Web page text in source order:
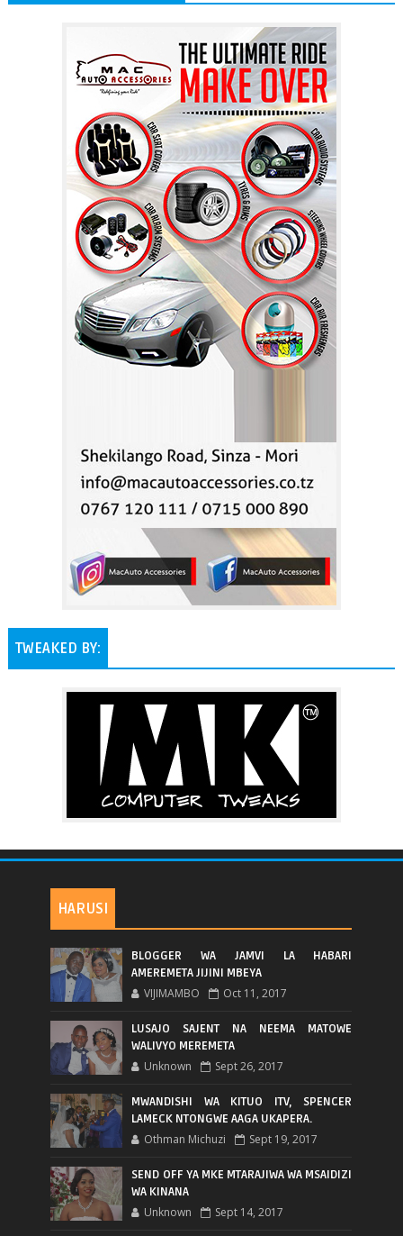
TWEAKED BY:
HARUSI
BLOGGER WA JAMVI LA HABARI
AMEREMETA JIJINI MBEYA
VIJIMAMBO Oct 11, 2017
LUSAJO SAJENT NA NEEMA MATOWE
WALIVYO MEREMETA
Unknown Sept 26, 2017
MWANDISHI WA KITUO ITV, SPENCER
LAMECK NTONGWE AAGA UKAPERA.
Othman Michuzi Sept 19, 2017
SEND OFF YA MKE MTARAJIWA WA MSAIDIZI
WA KINANA
Unknown Sept 14, 2017